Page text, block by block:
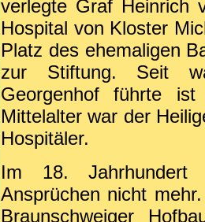
verlegte Graf Heinrich
Hospital von Kloster
Platz des ehemaligen
zur Stiftung. Seit
Georgenhof führte
Mittelalter war der
Hospitäler.
Im 18.
Ansprüchen nicht
Braunschweiger